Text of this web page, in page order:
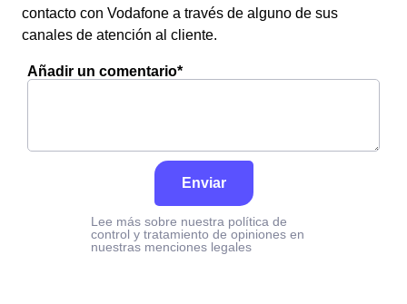
contacto con Vodafone a través de alguno de sus
canales de atención al cliente.
Añadir un comentario*
Enviar
Lee más sobre nuestra política de
control y tratamiento de opiniones en
nuestras menciones legales